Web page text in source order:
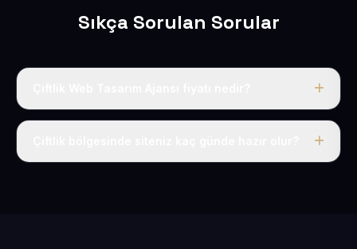
Sıkça Sorulan Sorular
Tek fiyat uygulanır: yıllık 50 USD + KDV. Bu bedele alan